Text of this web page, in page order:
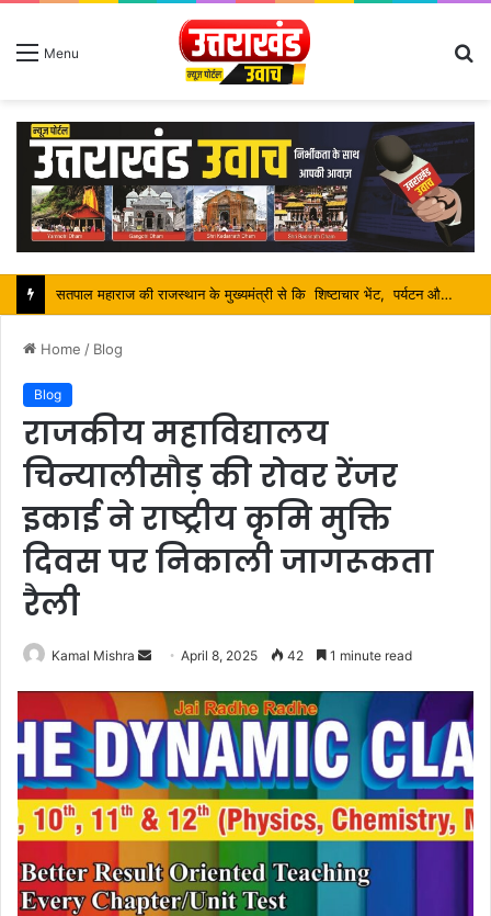
Menu
सतपाल महाराज की राजस्थान के मुख्यमंत्री से कि शिष्टाचार भेंट, पर्यटन और सांस्कृतिक गतिविधियों के विषय में विस्तार पर हुई चर्चा
Home / Blog
Blog
राजकीय महाविद्यालय
चिन्यालीसौड़ की रोवर रेंजर
इकाई ने राष्ट्रीय कृमि मुक्ति
दिवस पर निकाली जागरूकता
रैली
Kamal Mishra
Send
email
April 8, 2025 42 1 minute read